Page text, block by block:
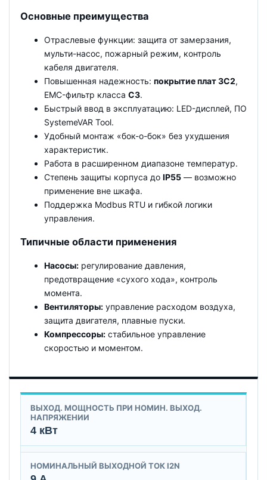
Основные преимущества
Отраслевые функции: защита от замерзания,
мульти-насос, пожарный режим, контроль
кабеля двигателя.
Повышенная надежность: покрытие плат 3C2,
EMC-фильтр класса C3.
Быстрый ввод в эксплуатацию: LED-дисплей, ПО
SystemeVAR Tool.
Удобный монтаж «бок-о-бок» без ухудшения
характеристик.
Работа в расширенном диапазоне температур.
Степень защиты корпуса до IP55 — возможно
применение вне шкафа.
Поддержка Modbus RTU и гибкой логики
управления.
Типичные области применения
Насосы: регулирование давления,
предотвращение «сухого хода», контроль
момента.
Вентиляторы: управление расходом воздуха,
защита двигателя, плавные пуски.
Компрессоры: стабильное управление
скоростью и моментом.
ВЫХОД. МОЩНОСТЬ ПРИ НОМИН. ВЫХОД.
НАПРЯЖЕНИИ
4 кВт
НОМИНАЛЬНЫЙ ВЫХОДНОЙ ТОК I2N